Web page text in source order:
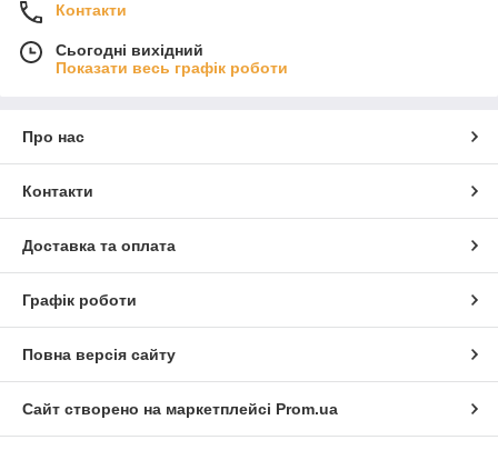
Контакти
Сьогодні вихідний
Показати весь графік роботи
Про нас
Контакти
Доставка та оплата
Графік роботи
Повна версія сайту
Сайт створено на маркетплейсі Prom.ua